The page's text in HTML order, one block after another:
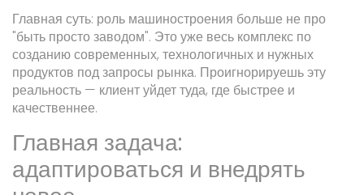
Главная суть: роль машиностроения больше не про
"быть просто заводом". Это уже весь комплекс по
созданию современных, технологичных и нужных
продуктов под запросы рынка. Проигнорируешь эту
реальность — клиент уйдет туда, где быстрее и
качественнее.
Главная задача:
адаптироваться и внедрять